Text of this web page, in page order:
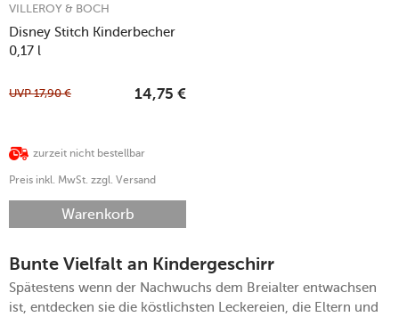
Disney Stitch Kinderbecher
0,17 l
VILLEROY & BOCH
zurzeit nicht bestellbar
UVP17,90 € 14,75 €
Preis inkl. MwSt. zzgl. Versand
Warenkorb
Bunte Vielfalt an Kindergeschirr
Spätestens wenn der Nachwuchs dem Breialter entwachsen
ist, entdecken sie die köstlichsten Leckereien, die Eltern und